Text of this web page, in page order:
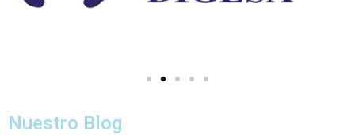
Nuestro Blog